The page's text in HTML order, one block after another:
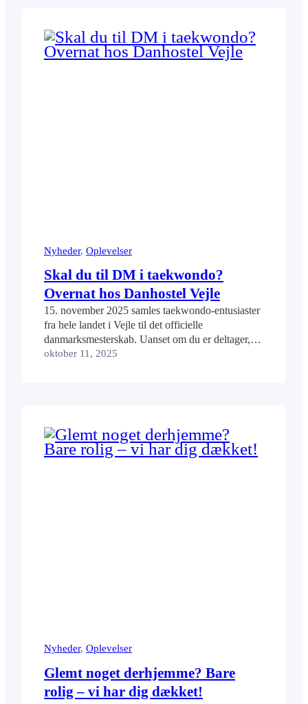
Nyheder, Oplevelser
Skal du til DM i taekwondo?
Overnat hos Danhostel Vejle
15. november 2025 samles taekwondo-entusiaster
fra hele landet i Vejle til det officielle
danmarksmesterskab. Uanset om du er deltager,
træner, dommer eller publikum, er det en stor
oktober 11, 2025
Nyheder, Oplevelser
Glemt noget derhjemme? Bare
rolig – vi har dig dækket!